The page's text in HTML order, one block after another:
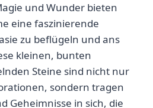
und Wunder bieten
eine faszinierende
zu beflügeln und ans
kleinen, bunten
Steine sind nicht nur
sondern tragen
Geheimnisse in sich, die